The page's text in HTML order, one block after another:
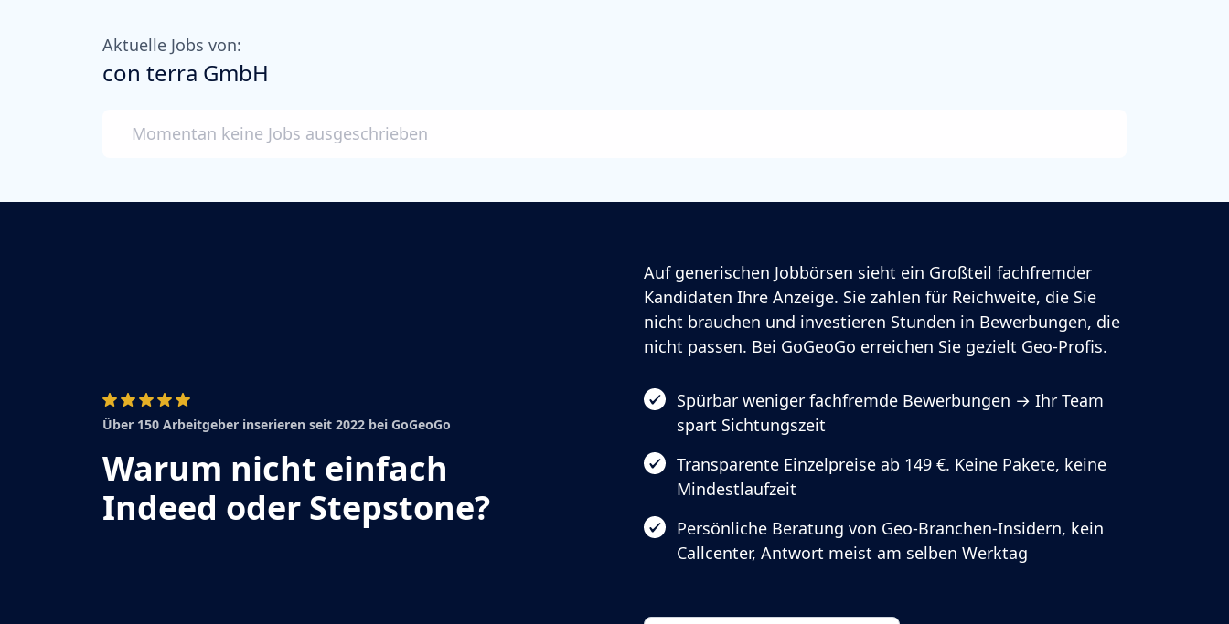
Aktuelle Jobs von:
con terra GmbH
Momentan keine Jobs ausgeschrieben
Über 150 Arbeitgeber inserieren seit 2022 bei GoGeoGo
Warum nicht einfach
Indeed oder Stepstone?
Auf generischen Jobbörsen sieht ein Großteil fachfremder
Kandidaten Ihre Anzeige. Sie zahlen für Reichweite, die Sie
nicht brauchen und investieren Stunden in Bewerbungen, die
nicht passen. Bei GoGeoGo erreichen Sie gezielt Geo-Profis.
Spürbar weniger fachfremde Bewerbungen → Ihr Team
spart Sichtungszeit
Transparente Einzelpreise ab 149 €. Keine Pakete, keine
Mindestlaufzeit
Persönliche Beratung von Geo-Branchen-Insidern, kein
Callcenter, Antwort meist am selben Werktag